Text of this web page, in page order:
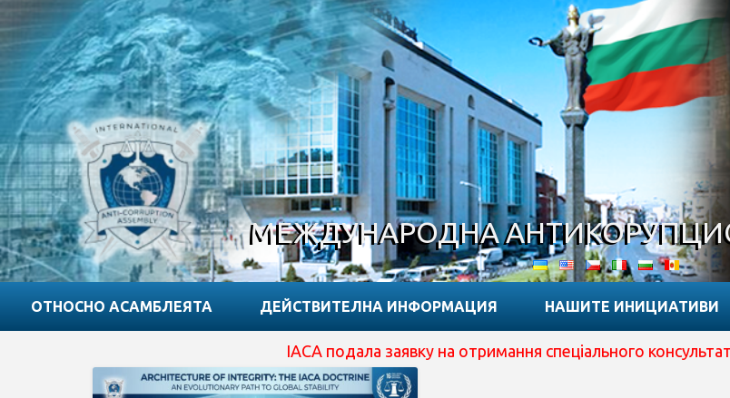
МЕЖДУНАРОДНА
ОТНОСНО АСАМБЛЕЯТА ДЕЙСТВИТЕЛНА ИНФОРМАЦИЯ НАШИТЕ ИНИЦИАТИВИ
IACA подала заявку на отримання спеціального